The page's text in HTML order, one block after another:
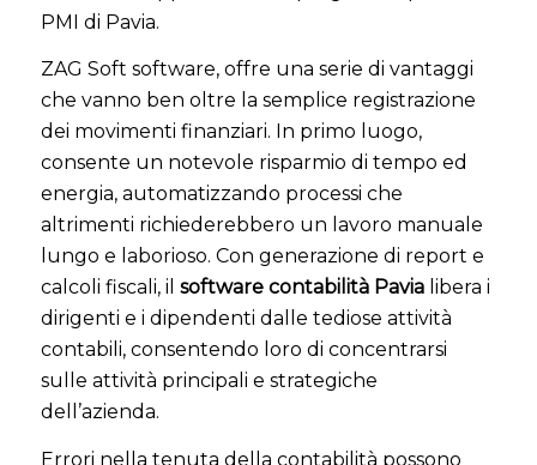
PMI di Pavia.
ZAG Soft software, offre una serie di vantaggi
che vanno ben oltre la semplice registrazione
dei movimenti finanziari. In primo luogo,
consente un notevole risparmio di tempo ed
energia, automatizzando processi che
altrimenti richiederebbero un lavoro manuale
lungo e laborioso. Con generazione di report e
calcoli fiscali, il software contabilità Pavialibera i
dirigenti e i dipendenti dalle tediose attività
contabili, consentendo loro di concentrarsi
sulle attività principali e strategiche
dell’azienda.
Errori nella tenuta della contabilità possono